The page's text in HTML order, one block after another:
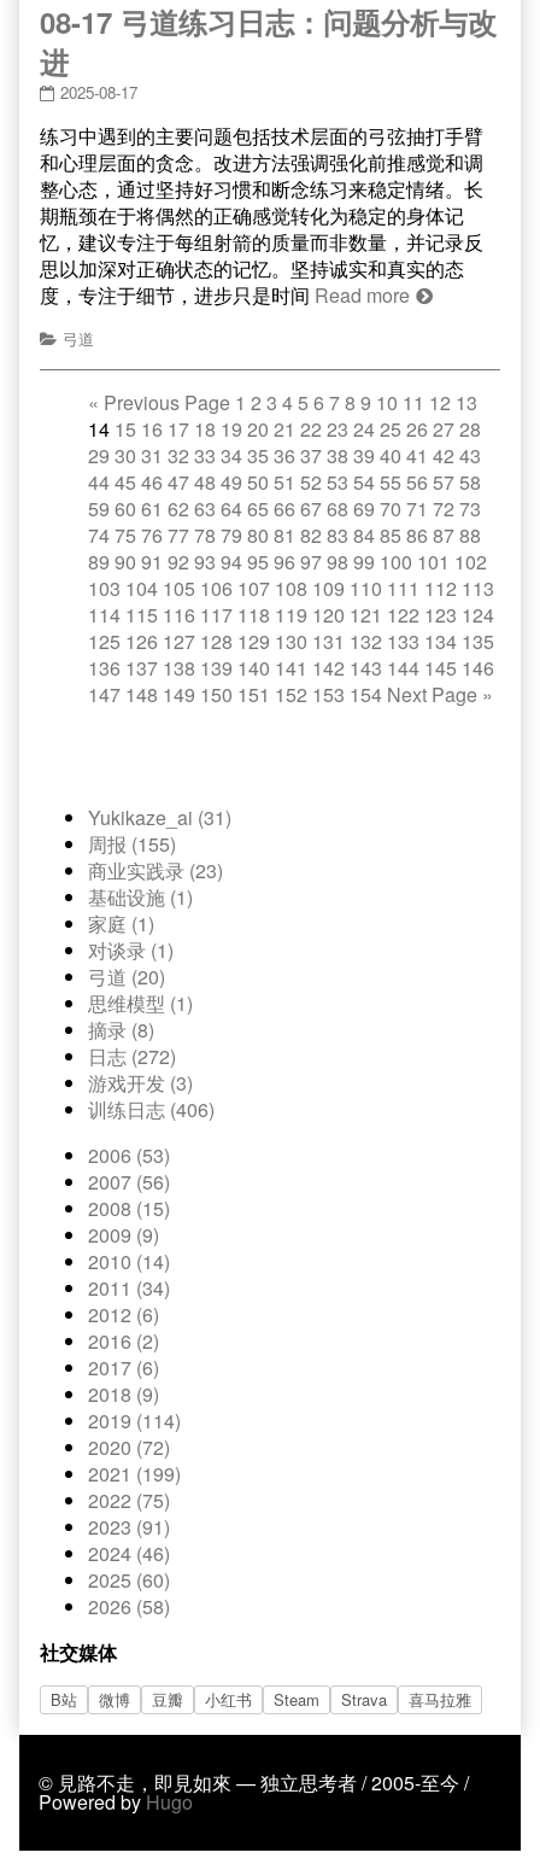
08-17 弓道练习日志：问题分析与改
进
2025-08-17
练习中遇到的主要问题包括技术层面的弓弦抽打手臂
和心理层面的贪念。改进方法强调强化前推感觉和调
整心态，通过坚持好习惯和断念练习来稳定情绪。长
期瓶颈在于将偶然的正确感觉转化为稳定的身体记
忆，建议专注于每组射箭的质量而非数量，并记录反
思以加深对正确状态的记忆。坚持诚实和真实的态
度，专注于细节，进步只是时间 Read more
弓道
« Previous Page 1 2 3 45 6 78 9 10 11 12 13
14 15 16 17 18 19 20 21 22 23 2425 26 2728
29 30 31 32 33 3435 36 3738 39 40 41 42 43
4445 46 4748 49 50 51 52 53 5455 56 5758
59 60 61 62 63 6465 66 6768 69 70 71 72 73
7475 76 7778 79 80 81 82 83 8485 86 8788
89 90 91 92 93 9495 96 9798 99 100 101 102
103 104 105 106 107 108 109 110 111 112 113
114 115 116 117 118 119 120 121 122 123 124
125 126 127 128 129 130 131 132 133 134 135
136 137 138 139 140 141 142 143 144 145 146
147 148 149 150 151 152 153 154 Next Page »
Yukikaze_ai (31)
周报 (155)
商业实践录 (23)
基础设施 (1)
家庭 (1)
对谈录 (1)
弓道 (20)
思维模型 (1)
摘录 (8)
日志 (272)
游戏开发 (3)
训练日志 (406)
2006 (53)
2007 (56)
2008 (15)
2009 (9)
2010 (14)
2011 (34)
2012 (6)
2016 (2)
2017 (6)
2018 (9)
2019 (114)
2020 (72)
2021 (199)
2022 (75)
2023 (91)
2024 (46)
2025 (60)
2026 (58)
社交媒体
B站 微博 豆瓣 小红书 Steam Strava 喜马拉雅
© 見路不走，即見如來 — 独立思考者 / 2005-至今 /
Powered byHugo